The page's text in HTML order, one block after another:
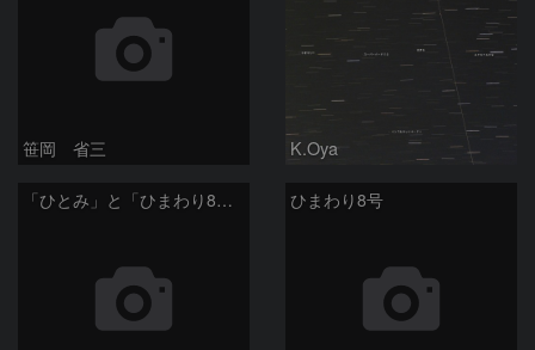
笹岡 省三 K.Oya
「ひとみ」と「ひまわり8号」 ひまわり8号